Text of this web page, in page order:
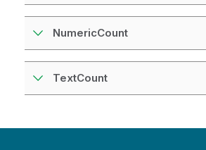
NumericCount
TextCount